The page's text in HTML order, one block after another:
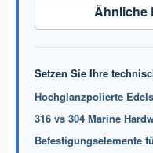
Ähnliche
Setzen Sie Ihre
Hochglanzpolierte
316 vs 304 Marine
Befestigungselemente